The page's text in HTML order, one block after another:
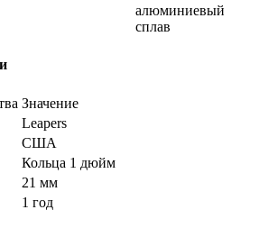
алюминиевый
сплав
Значение
Leapers
США
Кольца 1 дюйм
21 мм
1 год